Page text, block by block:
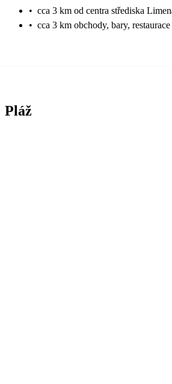
• cca 3 km od centra střediska
• cca 3 km obchody, bary,
Pláž